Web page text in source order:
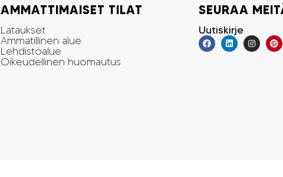
AMMATTIMAISET TILAT
Lataukset
Ammatillinen alue
Lehdistöalue
Oikeudellinen huomautus
SEURAA
Uutiskirje